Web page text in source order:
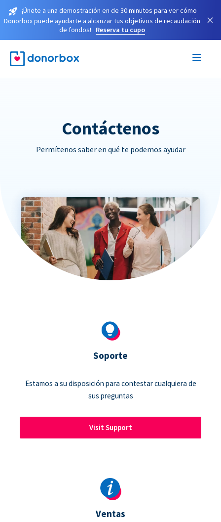
¡Únete a una demostración en de 30 minutos para ver cómo
Donorbox puede ayudarte a alcanzar tus objetivos de recaudación
de fondos!
Reserva tu cupo
×
Contáctenos
Permítenos saber en qué te podemos ayudar
Soporte
Estamos a su disposición para contestar cualquiera de
sus preguntas
Visit Support
Ventas